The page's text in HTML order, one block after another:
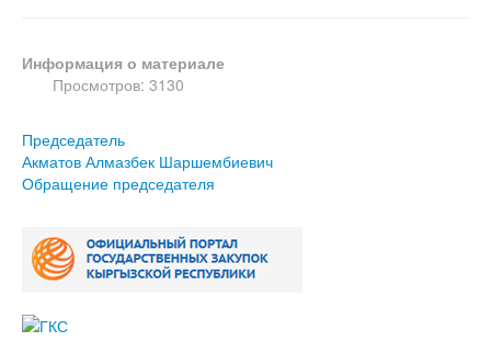
Информация о материале
Просмотров: 3130
Председатель
Акматов Алмазбек Шаршембиевич
Обращение председателя